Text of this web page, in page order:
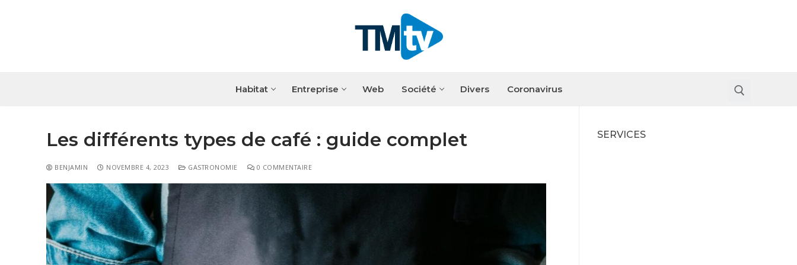
Habitat Entreprise Web Société Divers Coronavirus
Habitat
Les différents types de café : guide complet
BENJAMIN NOVEMBRE 4, 2023 GASTRONOMIE 0 COMMENTAIRE
SERVICES